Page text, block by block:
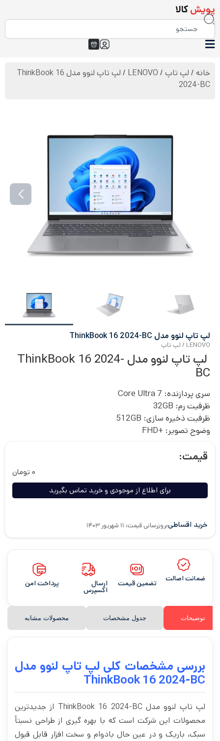
پویشکالا
خانه / لپ تاپ /
LENOVO
/ لپ تاپ لنوو مدل ThinkBook 16
2024-BC
لپ تاپ لنوو مدل ThinkBook 16 2024-BC
LENOVO
/ لپ تاپ
لپ تاپ لنوو مدل ThinkBook 16 2024-
BC
سری پردازنده: Core Ultra 7
ظرفیت رم: 32 GB
ظرفیت ذخیره سازی: 512GB
وضوح تصویر: +FHD
قیمت:
۰ تومان
برای اطلاع از موجودی و خرید تماس بگیرید
خرید اقساطیبروزرسانی قیمت: ۱۱ شهریور ۱۴۰۳
ضمانت اصالت تضمین قیمت ارسال
اکسپرس
پرداخت امن
توضیحات جدول مشخصات محصولات مشابه
بررسی مشخصات کلی لپ تاپ لنوو مدل
ThinkBook 16 2024-BC
لپ تاپ لنوو مدل ThinkBook 16 2024-BC از جدیدترین
محصولات این شرکت است که با بهره گیری از طراحی‌ نسبتاً
سبک، باریک و در عین حال بادوام و سخت‌ افزار قابل قبول